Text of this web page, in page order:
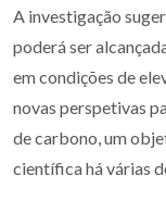
A investigação
poderá ser
em condições de
novas perspetivas
de carbono, um
científica há várias